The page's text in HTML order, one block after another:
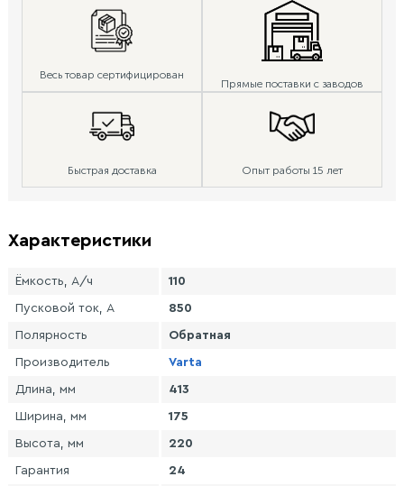
Весь товар сертифицирован
Прямые поставки с заводов
Быстрая доставка Опыт работы 15 лет
Характеристики
Ёмкость, А/ч 110
Пусковой ток, А 850
Полярность Обратная
Производитель Varta
Длина, мм 413
Ширина, мм 175
Высота, мм 220
Гарантия 24